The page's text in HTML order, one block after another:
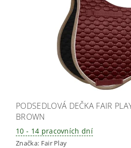
PODSEDLOVÁ DEČKA FAIR
BROWN
10 - 14 pracovních dní
Značka: Fair Play